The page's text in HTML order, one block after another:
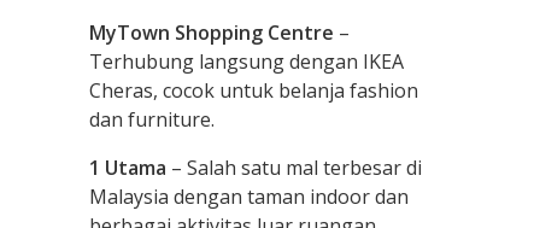
MyTown Shopping Centre –
Terhubung langsung dengan IKEA
Cheras, cocok untuk belanja fashion
dan furniture.
1 Utama – Salah satu mal terbesar di
Malaysia dengan taman indoor dan